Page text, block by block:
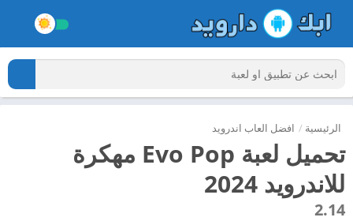
الرئيسية / افضل العاب اندرويد
تحميل لعبة Evo Pop مهكرة
للاندرويد 2024
2.14